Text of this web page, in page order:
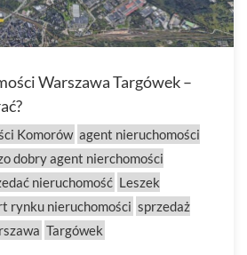
Warszawa Targówek –
Komorów agent nieruchomości
dobry agent nierchomości
nieruchomość Leszek
rynku nieruchomości sprzedaż
Targówek